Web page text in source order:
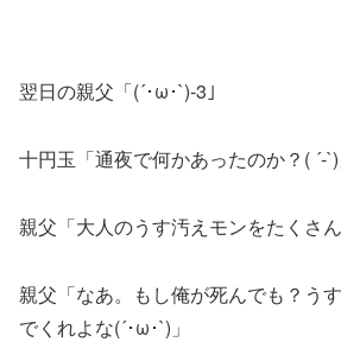
翌日の親父「(´･ω･`)-3」
十円玉「通夜で何かあったのか？( ´-`)
親父「大人のうす汚えモンをたくさん
親父「なあ。もし俺が死んでも？う
でくれよな(´･ω･`)」